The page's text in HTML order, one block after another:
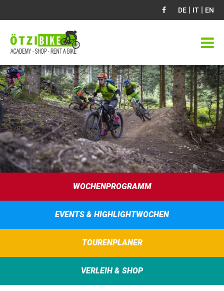
DE | IT | EN
WOCHENPROGRAMM
EVENTS & HIGHLIGHTWOCHEN
TOURENPLANER
VERLEIH & SHOP